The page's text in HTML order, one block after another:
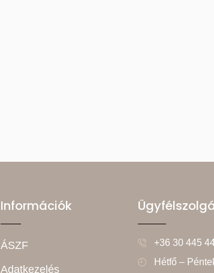
Információk
ÁSZF
Adatkezelés
+36 30 445
Hétfő –